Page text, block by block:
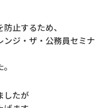
止するため、
ジ・ザ・公務員セミナ
したが